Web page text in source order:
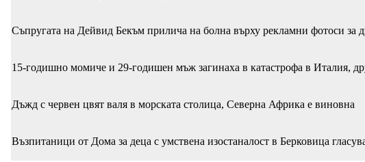
Съпругата на Дейвид Бекъм прилича на болна върху рекламни фотоси
15-годишно момиче и 29-годишен мъж загинаха в катастрофа в Италия,
Дъжд с червен цвят валя в морската столица, Северна Африка е виновна
Възпитаници от Дома за деца с умствена изостаналост в Берковица